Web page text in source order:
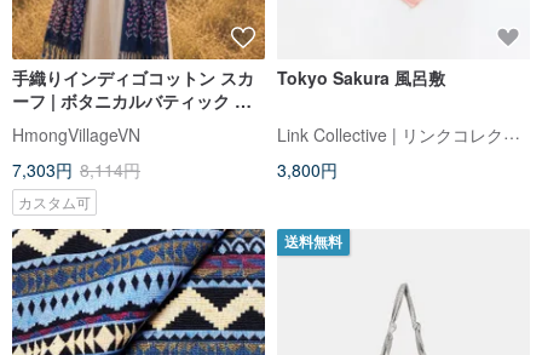
手織りインディゴコットン スカ
ーフ | ボタニカルバティック シ
ョール | H'mong テキスタイル
HmongVillageVN
7,303円 8,114円
カスタム可
Tokyo Sakura 風呂敷
Link Collective | リンクコレクティブ
3,800円
送料無料